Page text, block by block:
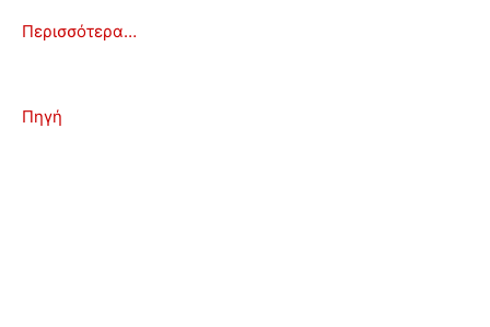
Περισσότερα…
Πηγή